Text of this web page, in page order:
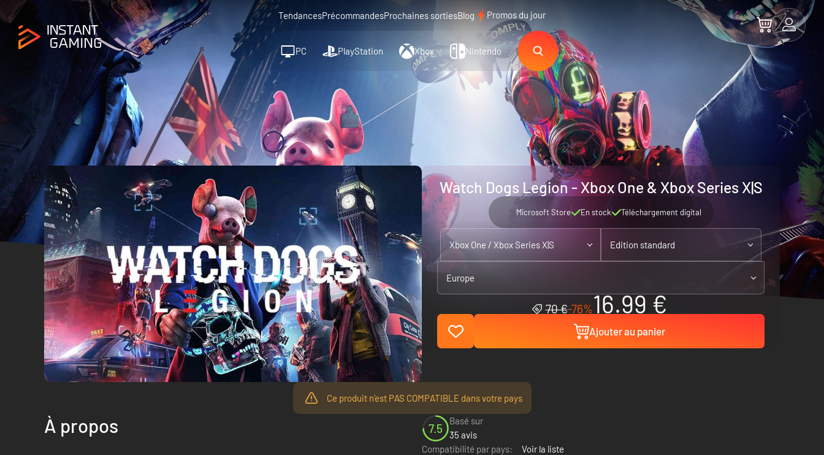
TendancesPrécommandesProchaines sortiesBlog Promos du jour
PC PlayStation Xbox Nintendo
Watch Dogs Legion - Xbox One & Xbox Series X|S
Microsoft Store En stock Téléchargement digital
Xbox One / Xbox Series X|S Edition standard
Europe
70 €-76%16.99 €
Ajouter au panier
Ce produit n'est PAS COMPATIBLE dans votre pays
À propos 7.5
Basé sur
35 avis
Compatibilité par pays:
Voir la liste